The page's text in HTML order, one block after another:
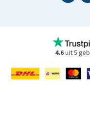
4.6uit 5